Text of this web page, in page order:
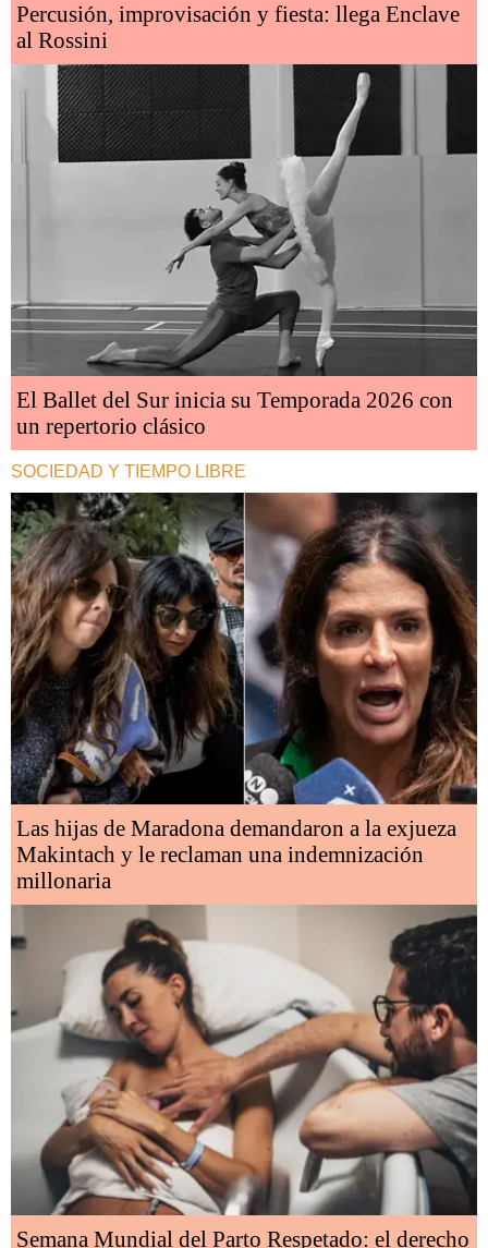
Percusión, improvisación y fiesta: llega Enclave
al Rossini
El Ballet del Sur inicia su Temporada 2026 con
un repertorio clásico
SOCIEDAD Y TIEMPO LIBRE
Las hijas de Maradona demandaron a la exjueza
Makintach y le reclaman una indemnización
millonaria
Semana Mundial del Parto Respetado: el derecho